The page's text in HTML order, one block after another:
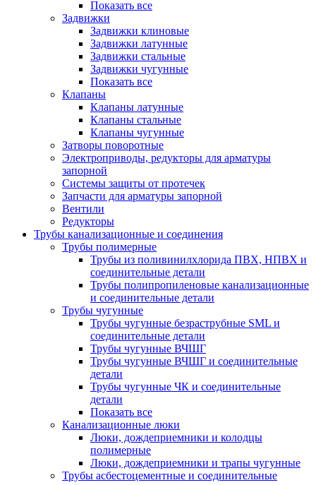
Показать все
Задвижки
Задвижки клиновые
Задвижки латунные
Задвижки стальные
Задвижки чугунные
Показать все
Клапаны
Клапаны латунные
Клапаны стальные
Клапаны чугунные
Затворы поворотные
Электроприводы, редукторы для арматуры
запорной
Системы защиты от протечек
Запчасти для арматуры запорной
Вентили
Редукторы
Трубы канализационные и соединения
Трубы полимерные
Трубы из поливинилхлорида ПВХ, НПВХ и
соединительные детали
Трубы полипропиленовые канализационные
и соединительные детали
Трубы чугунные
Трубы чугунные безраструбные SML и
соединительные детали
Трубы чугунные ВЧШГ
Трубы чугунные ВЧШГ и соединительные
детали
Трубы чугунные ЧК и соединительные
детали
Показать все
Канализационные люки
Люки, дождеприемники и колодцы
полимерные
Люки, дождеприемники и трапы чугунные
Трубы асбестоцементные и соединительные